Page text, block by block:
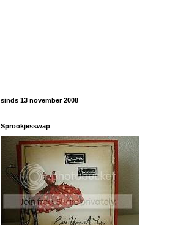
sinds 13 november 2008
Sprookjesswap